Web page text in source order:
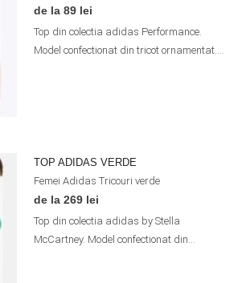
de la 89 lei
Top din colectia adidas Performance.
Model confectionat din tricot ornamentat....
TOP ADIDAS VERDE
Femei Adidas Tricouri verde
de la 269 lei
Top din colectia adidas by Stella
McCartney. Model confectionat din...